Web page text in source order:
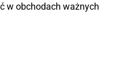
w obchodach ważnych